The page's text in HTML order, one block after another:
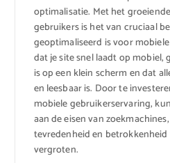
optimalisatie. Met het
gebruikers is het van cruciaal
geoptimaliseerd is voor
dat je site snel laadt op mobiel,
is op een klein scherm en dat
en leesbaar is. Door te
mobiele gebruikerservaring,
aan de eisen van
tevredenheid en betrokkenheid
vergroten.